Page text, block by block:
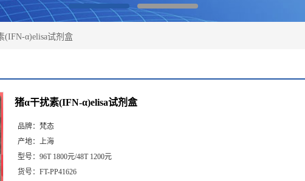
(IFN-α)elisa试剂盒
猪α干扰素(IFN-α)elisa试剂盒
品牌： 梵态
产地： 上海
型号： 96T 1800元/48T 1200元
货号： FT-PP41626